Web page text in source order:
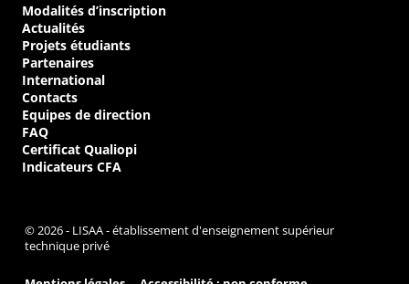
Modalités d’inscription
Actualités
Projets étudiants
Partenaires
International
Contacts
Equipes de direction
FAQ
Certificat Qualiopi
Indicateurs CFA
© 2026 - LISAA - établissement d'enseignement supérieur
technique privé